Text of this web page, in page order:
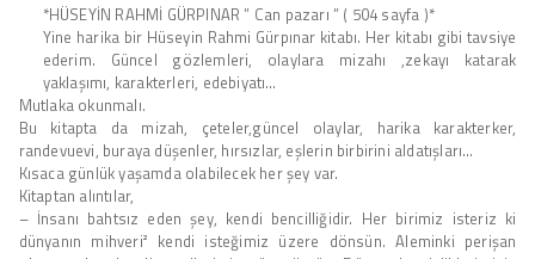
*HÜSEYİN RAHMİ GÜRPINAR ” Can pazarı ” ( 504 sayfa )*
Yine harika bir Hüseyin Rahmi Gürpınar kitabı. Her kitabı gibi tavsiye
ederim. Güncel gözlemleri, olaylara mizahı ,zekayı katarak
yaklaşımı, karakterleri, edebiyatı…
Mutlaka okunmalı.
Bu kitapta da mizah, çeteler,güncel olaylar, harika karakterker,
randevuevi, buraya düşenler, hırsızlar, eşlerin birbirini aldatışları…
Kısaca günlük yaşamda olabilecek her şey var.
Kitaptan alıntılar,
– İnsanı bahtsız eden şey, kendi bencilliğidir. Her birimiz isteriz ki
dünyanın mihveri² kendi isteğimiz üzere dönsün. Aleminki perişan